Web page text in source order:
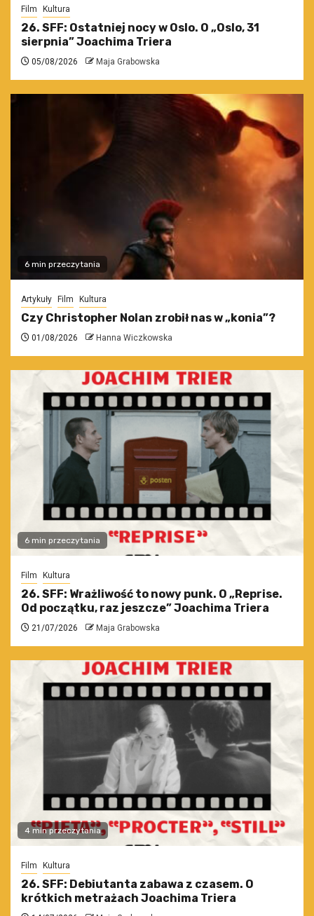
Film Kultura
26. SFF: Ostatniej nocy w Oslo. O „Oslo, 31
sierpnia” Joachima Triera
05/08/2026 Maja Grabowska
6 min przeczytania
Artykuły Film Kultura
Czy Christopher Nolan zrobił nas w „konia”?
01/08/2026 Hanna Wiczkowska
6 min przeczytania
Film Kultura
26. SFF: Wrażliwość to nowy punk. O „Reprise.
Od początku, raz jeszcze” Joachima Triera
21/07/2026 Maja Grabowska
4 min przeczytania
Film Kultura
26. SFF: Debiutanta zabawa z czasem. O
krótkich metrażach Joachima Triera